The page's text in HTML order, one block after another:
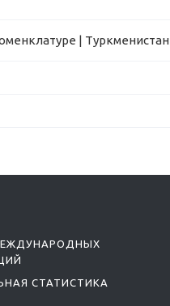
| Туркменистан
СТАТИСТИКА